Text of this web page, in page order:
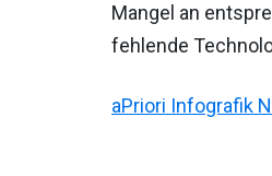
Mangel an
fehlende
aPriori Infografik